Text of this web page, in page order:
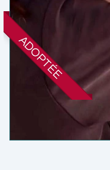
ADOPTÉE